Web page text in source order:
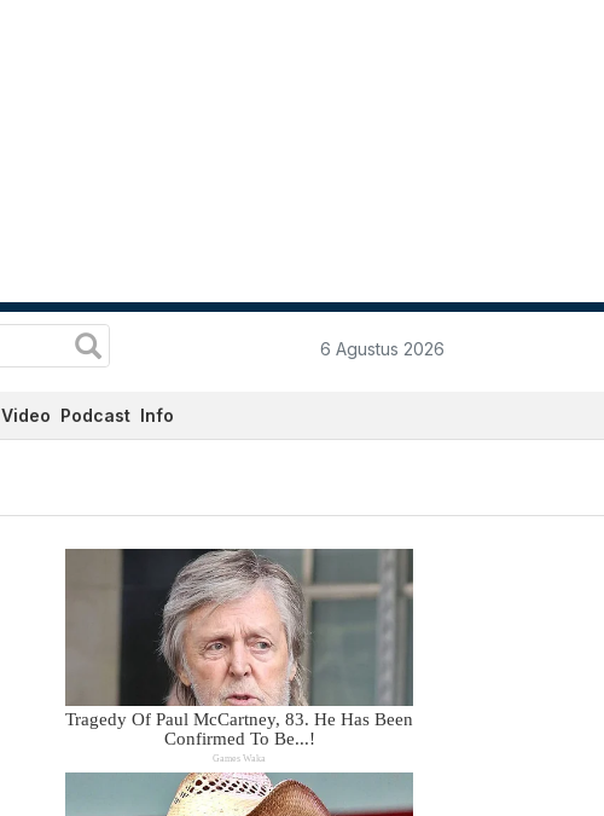
6 Agustus 2026
Video Podcast Info